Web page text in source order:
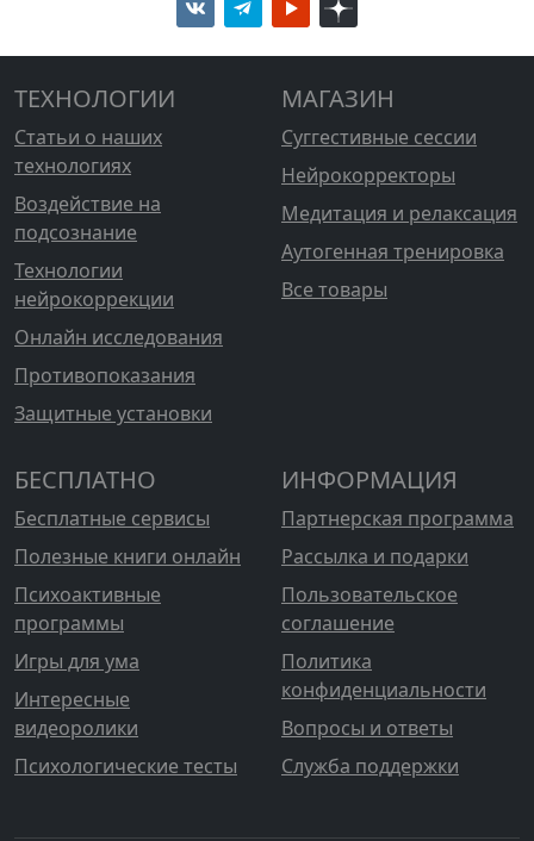
ТЕХНОЛОГИИ
Статьи о наших
технологиях
Воздействие на
подсознание
Технологии
нейрокоррекции
Онлайн исследования
Противопоказания
Защитные установки
МАГАЗИН
Суггестивные сессии
Нейрокорректоры
Медитация и релаксация
Аутогенная тренировка
Все товары
БЕСПЛАТНО
Бесплатные сервисы
Полезные книги онлайн
Психоактивные
программы
Игры для ума
Интересные
видеоролики
Психологические тесты
ИНФОРМАЦИЯ
Партнерская программа
Рассылка и подарки
Пользовательское
соглашение
Политика
конфиденциальности
Вопросы и ответы
Служба поддержки